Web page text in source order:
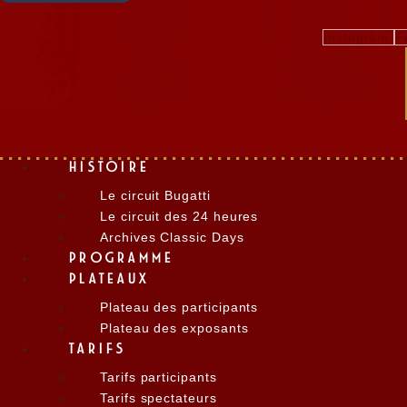
HISTOIRE
Le circuit Bugatti
Le circuit des 24 heures
Archives Classic Days
PROGRAMME
PLATEAUX
Plateau des participants
Plateau des exposants
TARIFS
Tarifs participants
Tarifs spectateurs